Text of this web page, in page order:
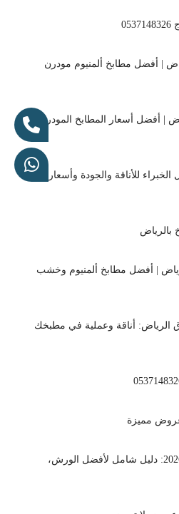
| أفضل مطابخ ألمنيوم مودرن
| أفضل أسعار المطابخ المودرن
للأناقة والجودة وأسعار
| أفضل مطابخ ألمنيوم وخشب
الرياض: أناقة وعملية في مطبخك
مطابخ الرياض مخرج ١٧ 2026: دليل شامل لأفضل الورش،